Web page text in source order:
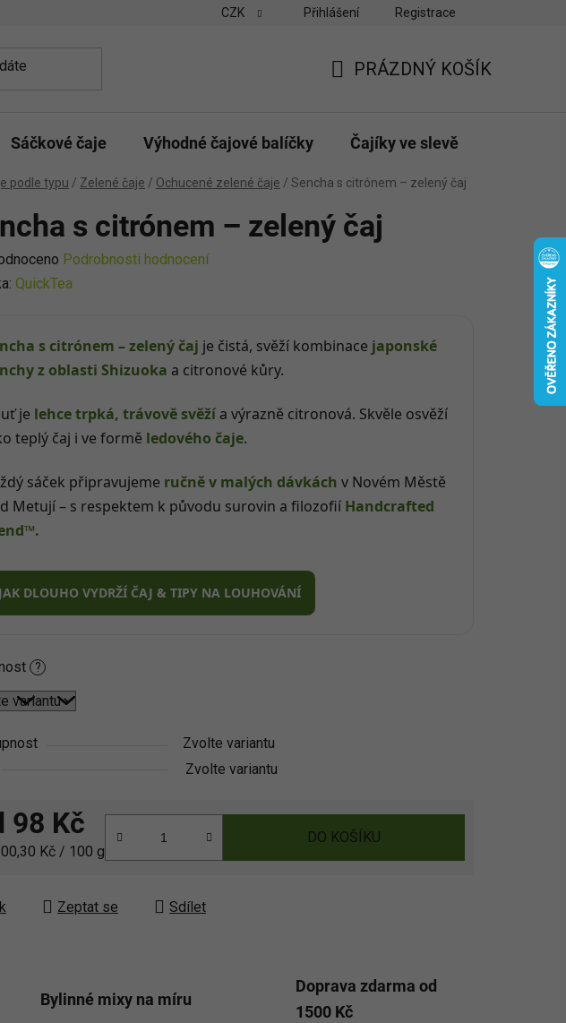
Velkoobchodní odběr pro obchody Možnosti platby a
CZK Přihlášení Registrace
KOŠÍK
PRÁZDNÝ KOŠÍK
Sáčkové čaje Výhodné čajové balíčky Čajíky ve slevě
podle typu / Zelené čaje / Ochucené zelené čaje / Sencha s citrónem – zelený čaj
s citrónem – zelený čaj
Podrobnosti hodnocení
QuickTea
s citrónem – zelený čaj je čistá, svěží kombinace japonské
z oblasti Shizuoka a citronové kůry.
je lehce trpká, trávově svěží a výrazně citronová. Skvěle osvěží
teplý čaj i ve formě ledového čaje.
sáček připravujeme ručně v malých dávkách v Novém Městě
Metují – s respektem k původu surovin a filozofií Handcrafted
JAK DLOUHO VYDRŽÍ ČAJ & TIPY NA LOUHOVÁNÍ
?
Zvolte variantu
Zvolte variantu
98 Kč
cena:Kč / 100 g
DO KOŠÍKU
Zeptat se Sdílet
Bylinné mixy na míru
Doprava zdarma od
1500 Kč